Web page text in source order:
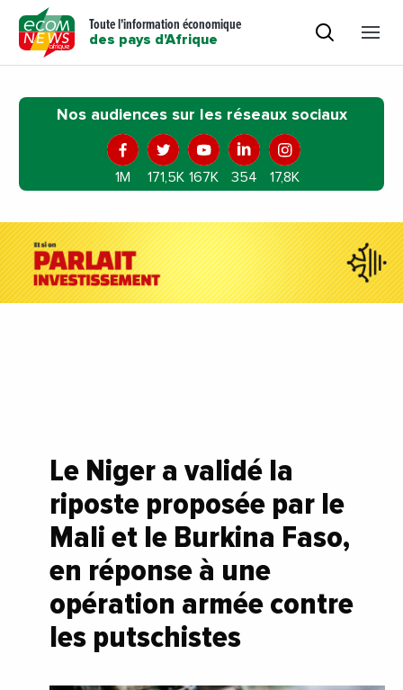
Toute l'information économique
des pays d'Afrique
Nos audiences sur les réseaux sociaux
1M 171,5K 167K 354 17,8K
Le Niger a validé la
riposte proposée par le
Mali et le Burkina Faso,
en réponse à une
opération armée contre
les putschistes